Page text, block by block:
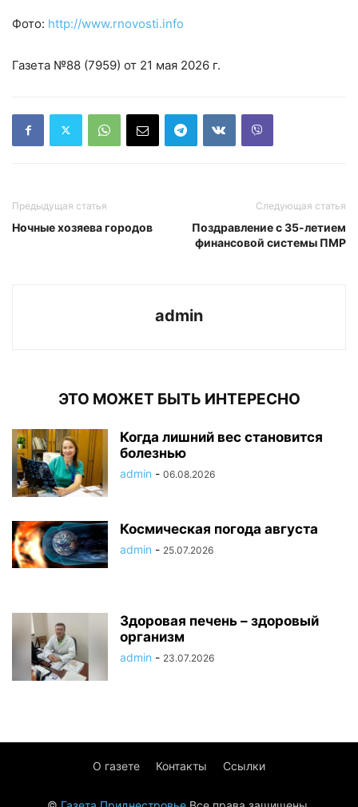
Фото: http://www.rnovosti.info
Газета №88 (7959) от 21 мая 2026 г.
Предыдущая статья
Ночные хозяева городов
Следующая статья
Поздравление с 35-летием
финансовой системы ПМР
admin
ЭТО МОЖЕТ БЫТЬ ИНТЕРЕСНО
Когда лишний вес становится
болезнью
admin - 06.08.2026
Космическая погода августа
admin - 25.07.2026
Здоровая печень – здоровый
организм
admin - 23.07.2026
О газете Контакты Ссылки